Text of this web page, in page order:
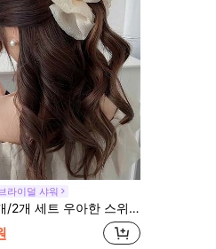
라이덜 샤워
스위트 블랙 메시 구름 헤어 클립, 반짝이는 라인스톤 보우 대형 헤어 클로, 포니테일 번 헤어스타일에 적합, 데일리 패션 액세서리, 가을/겨울 헤어핀, 휴가 의상